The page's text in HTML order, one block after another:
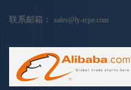
联系邮箱： sales@ly-rcpe.com